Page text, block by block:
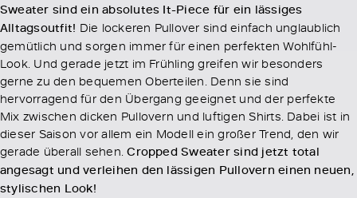
Sweater sind ein absolutes It-Piece für ein lässiges
Alltagsoutfit! Die lockeren Pullover sind einfach unglaublich
gemütlich und sorgen immer für einen perfekten Wohlfühl-
Look. Und gerade jetzt im Frühling greifen wir besonders
gerne zu den bequemen Oberteilen. Denn sie sind
hervorragend für den Übergang geeignet und der perfekte
Mix zwischen dicken Pullovern und luftigen Shirts. Dabei ist in
dieser Saison vor allem ein Modell ein großer Trend, den wir
gerade überall sehen.Cropped Sweater sind jetzt total
angesagt und verleihen den lässigen Pullovern einen neuen,
stylischen Look!